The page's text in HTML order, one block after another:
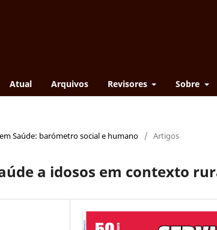
Atual Arquivos Revisores Sobre
Saúde: barómetro social e humano
/ Artigos
a idosos em contexto